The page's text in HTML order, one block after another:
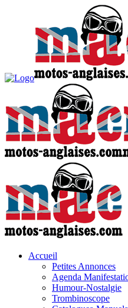
Accueil
Petites Annonces
Agenda
Humour-Nostalgie
Trombinoscope